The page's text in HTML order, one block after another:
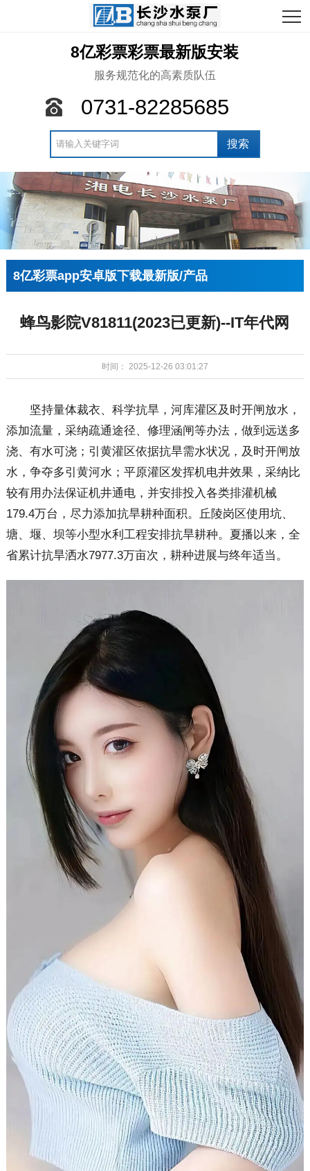
8亿彩票彩票最新版安装
服务规范化的高素质队伍
0731-82285685
8亿彩票app安卓版下载最新版/产品
蜂鸟影院V81811(2023已更新)--IT年代网
时间： 2025-12-26 03:01:27
坚持量体裁衣、科学抗旱，河库灌区及时开闸放水，
添加流量，采纳疏通途径、修理涵闸等办法，做到远送多
浇、有水可浇；引黄灌区依据抗旱需水状况，及时开闸放
水，争夺多引黄河水；平原灌区发挥机电井效果，采纳比
较有用办法保证机井通电，并安排投入各类排灌机械
179.4万台，尽力添加抗旱耕种面积。丘陵岗区使用坑、
塘、堰、坝等小型水利工程安排抗旱耕种。夏播以来，全
省累计抗旱洒水7977.3万亩次，耕种进展与终年适当。